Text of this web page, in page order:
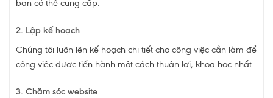
bạn có thể cung cấp.
2. Lập kế hoạch
Chúng tôi luôn lên kế hoạch chi tiết cho công việc cần làm để
công việc được tiến hành một cách thuận lợi, khoa học nhất.
3. Chăm sóc website